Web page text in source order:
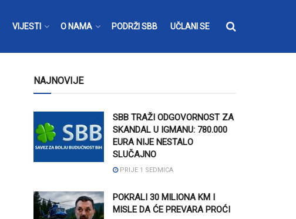
VIJESTI O NAMA PODRŽI SBB UČLANI SE
NAJNOVIJE
SBB TRAŽI ODGOVORNOST ZA
SKANDAL U IGMANU: 780.000
EURA NIJE NESTALO
SLUČAJNO
PRIJE 1 SEDMICA
POKRALI 30 MILIONA KM I
MISLE DA ĆE PREVARA PROĆI